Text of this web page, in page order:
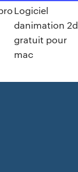
Logiciel
danimation 2d
gratuit pour
mac